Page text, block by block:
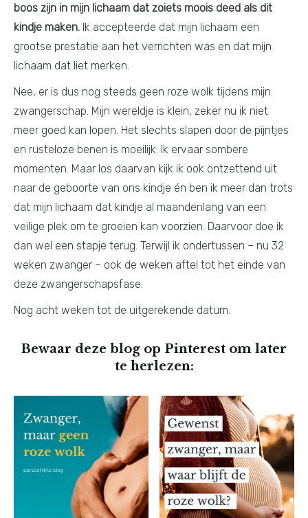
boos zijn in mijn lichaam dat zoiets moois deed als dit
kindje maken. Ik accepteerde dat mijn lichaam een
grootse prestatie aan het verrichten was en dat mijn
lichaam dat liet merken.
Nee, er is dus nog steeds geen roze wolk tijdens mijn
zwangerschap. Mijn wereldje is klein, zeker nu ik niet
meer goed kan lopen. Het slechts slapen door de pijntjes
en rusteloze benen is moeilijk. Ik ervaar sombere
momenten. Maar los daarvan kijk ik ook ontzettend uit
naar de geboorte van ons kindje én ben ik meer dan trots
dat mijn lichaam dat kindje al maandenlang van een
veilige plek om te groeien kan voorzien. Daarvoor doe ik
dan wel een stapje terug. Terwijl ik ondertussen – nu 32
weken zwanger – ook de weken aftel tot het einde van
deze zwangerschapsfase.
Nog acht weken tot de uitgerekende datum.
Bewaar deze blog op Pinterest om later
te herlezen: